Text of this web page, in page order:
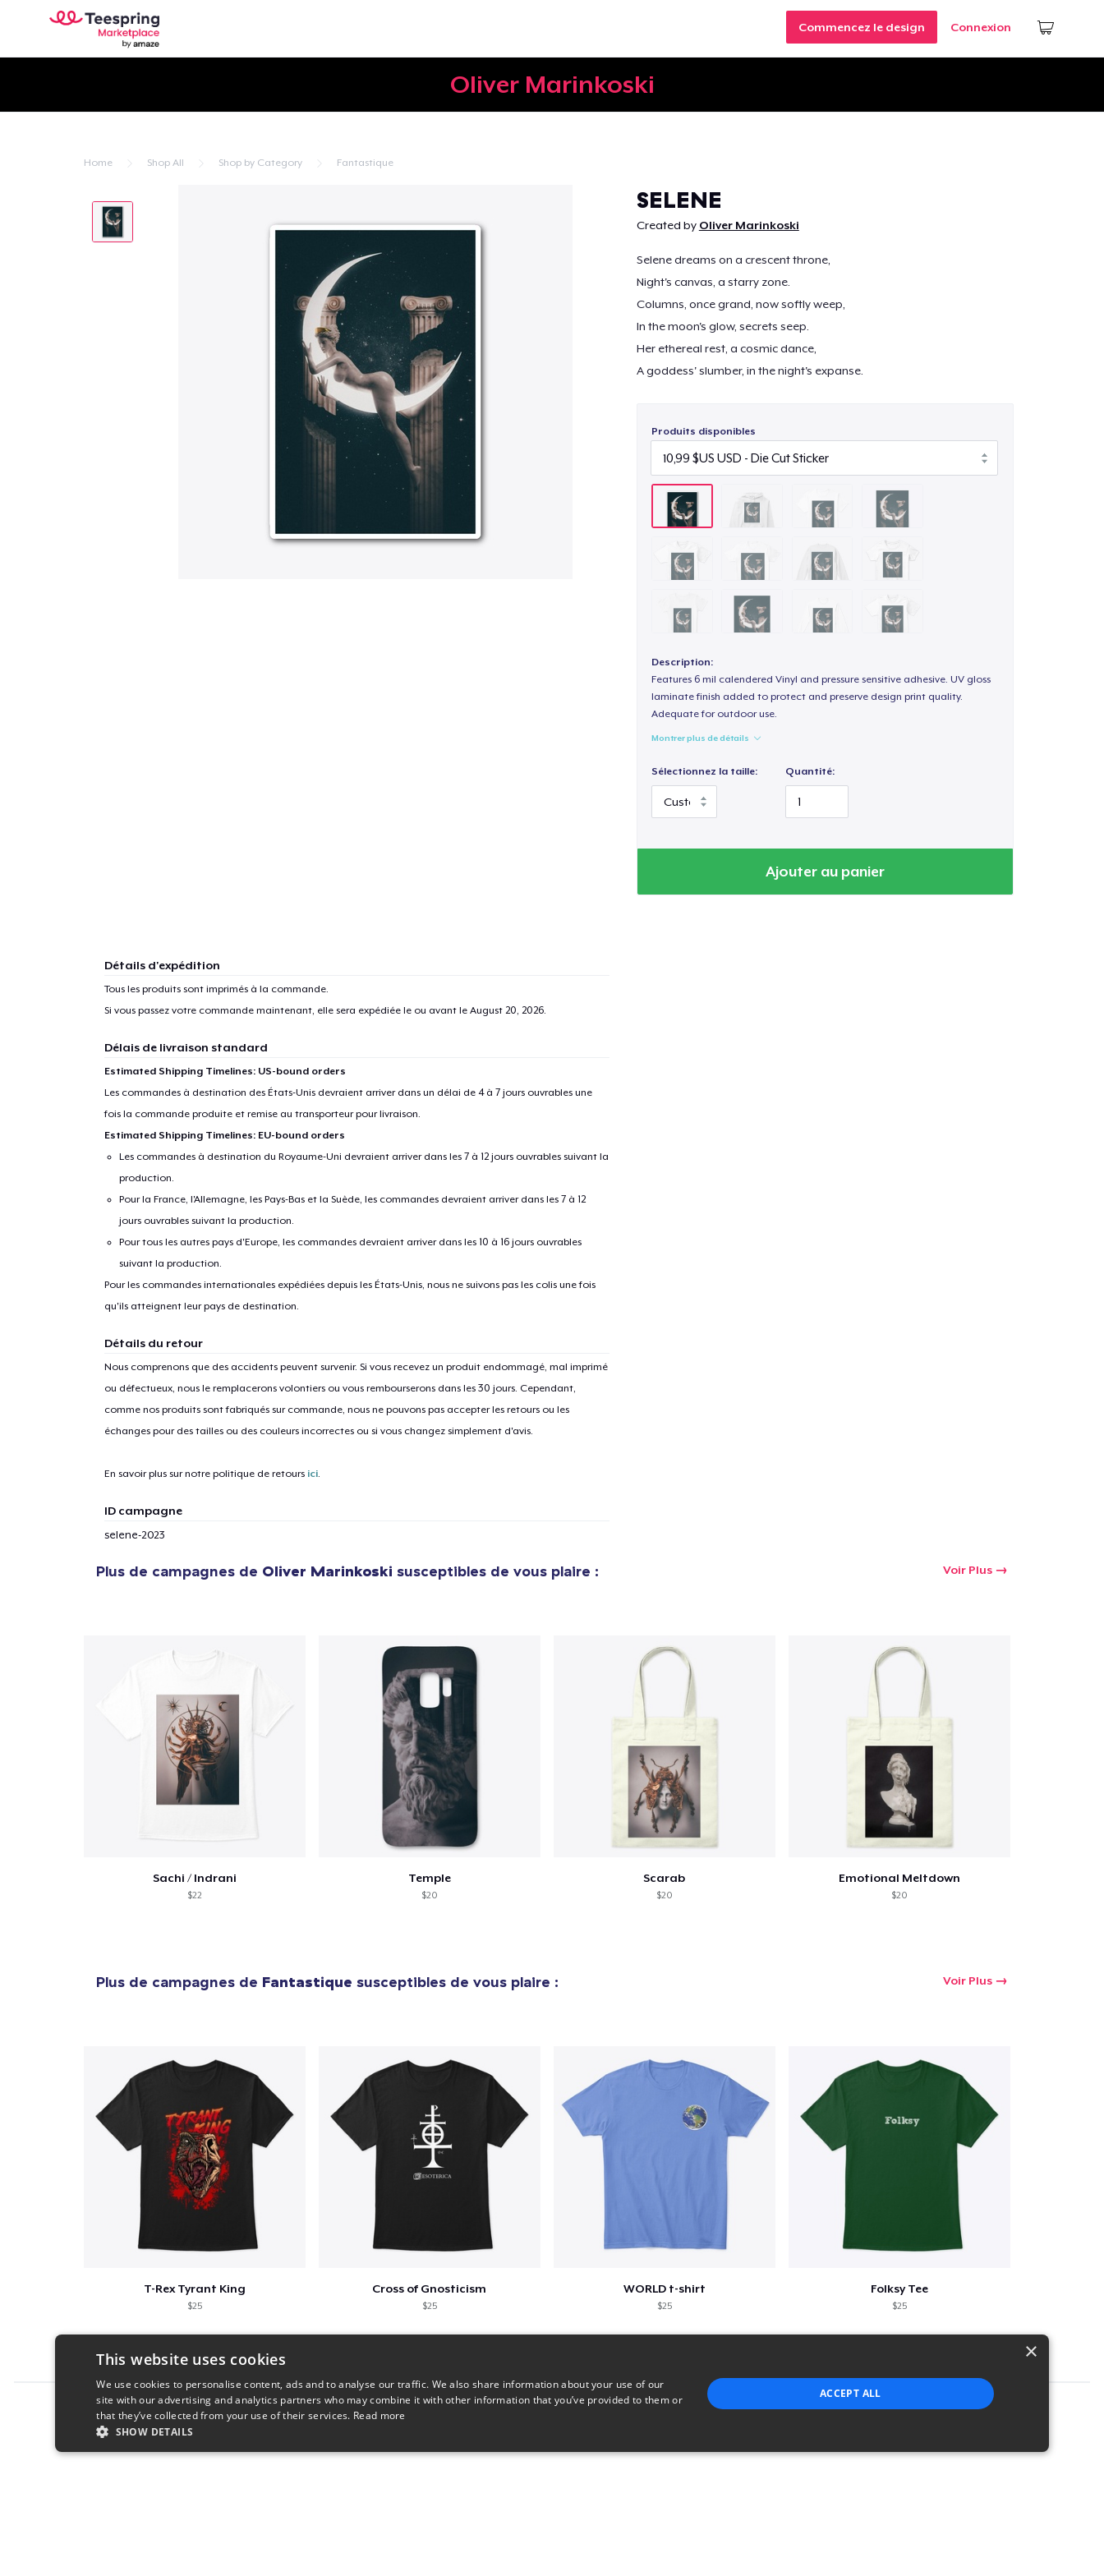
Commencez le design Connexion
Oliver Marinkoski
Home Shop All Shop by Category Fantastique
SELENE
Created by Oliver Marinkoski
Selene dreams on a crescent throne,
Night's canvas, a starry zone.
Columns, once grand, now softly weep,
In the moon's glow, secrets seep.
Her ethereal rest, a cosmic dance,
A goddess' slumber, in the night's expanse.
Produits disponibles
Description:
Features 6 mil calendered Vinyl and pressure sensitive adhesive. UV gloss
laminate finish added to protect and preserve design print quality.
Adequate for outdoor use.
Montrer plus de détails
Sélectionnez la taille: Quantité:
Ajouter au panier
Détails d'expédition
Tous les produits sont imprimés à la commande.
Si vous passez votre commande maintenant, elle sera expédiée le ou avant le August 20, 2026.
Délais de livraison standard
Estimated Shipping Timelines: US-bound orders
Les commandes à destination des États-Unis devraient arriver dans un délai de 4 à 7 jours ouvrables une
fois la commande produite et remise au transporteur pour livraison.
Estimated Shipping Timelines: EU-bound orders
Les commandes à destination du Royaume-Uni devraient arriver dans les 7 à 12 jours ouvrables suivant la
production.
Pour la France, l'Allemagne, les Pays-Bas et la Suède, les commandes devraient arriver dans les 7 à 12
jours ouvrables suivant la production.
Pour tous les autres pays d'Europe, les commandes devraient arriver dans les 10 à 16 jours ouvrables
suivant la production.
Pour les commandes internationales expédiées depuis les États-Unis, nous ne suivons pas les colis une fois
qu'ils atteignent leur pays de destination.
Détails du retour
Nous comprenons que des accidents peuvent survenir. Si vous recevez un produit endommagé, mal imprimé
ou défectueux, nous le remplacerons volontiers ou vous rembourserons dans les 30 jours. Cependant,
comme nos produits sont fabriqués sur commande, nous ne pouvons pas accepter les retours ou les
échanges pour des tailles ou des couleurs incorrectes ou si vous changez simplement d'avis.
En savoir plus sur notre politique de retours ici.
ID campagne
selene-2023
Plus de campagnes de Oliver Marinkoski susceptibles de vous plaire : Voir Plus
Sachi / Indrani
$22
Temple
$20
Scarab
$20
Emotional Meltdown
$20
Plus de campagnes de Fantastique susceptibles de vous plaire : Voir Plus
T-Rex Tyrant King
$25
Cross of Gnosticism
$25
WORLD t-shirt
$25
Folksy Tee
$25
Report this product
Procéder à la
Vérification
Poster - 24" x 36"
27,99 $US
Triblend Tee
32,99 $US
Comfort Tee
26,99 $US
Unisex Classic Crewneck Sweatshirt
25,99 $US
Next Level 3600 | Premium Ring-Spun Cotton T-Shirt
27,99 $US
×
This website uses cookies
We use cookies to personalise content, ads and to analyse our traffic. We also share information about your use of our
site with our advertising and analytics partners who may combine it with other information that you’ve provided to them or
that they’ve collected from your use of their services. Read more
SHOW DETAILS
ACCEPT ALL